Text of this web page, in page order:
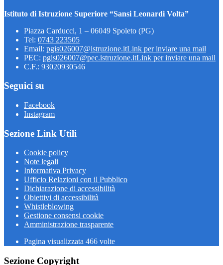
Istituto di Istruzione Superiore “Sansi Leonardi Volta”
Piazza Carducci, 1 – 06049 Spoleto (PG)
Tel: 0743 223505
Email: pgis026007@istruzione.itLink per inviare una mail
PEC: pgis026007@pec.istruzione.itLink per inviare una mail
C.F.: 93020930546
Seguici su
Facebook
Instagram
Sezione Link Utili
Cookie policy
Note legali
Informativa Privacy
Ufficio Relazioni con il Pubblico
Dichiarazione di accessibilità
Obiettivi di accessibilità
Whistleblowing
Gestione consensi cookie
Amministrazione trasparente
Pagina visualizzata 466 volte
Sezione Copyright